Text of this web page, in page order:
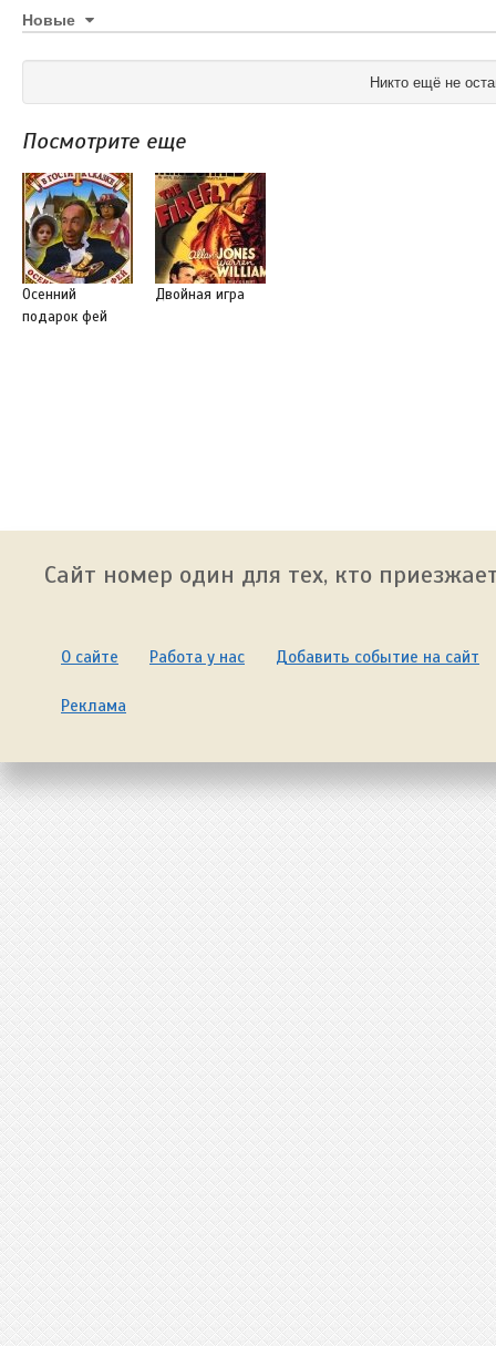
Новые
Никто ещё не
Посмотрите еще
Осенний
подарок фей
Двойная игра
Сайт номер один для тех, кто
О сайте Работа у нас Добавить событие на сайт
Реклама